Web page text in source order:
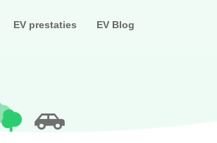
EV prestaties EV Blog